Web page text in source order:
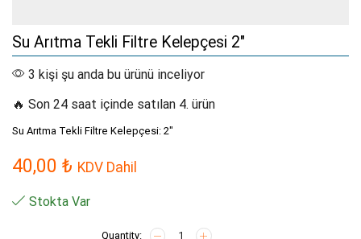
Su Arıtma Tekli Filtre Kelepçesi 2″
3 kişi şu anda bu ürünü inceliyor
🔥 Son 24 saat içinde satılan 4. ürün
Su Arıtma Tekli Filtre Kelepçesi: 2″
40,00 ₺ KDV Dahil
Stokta Var
Su